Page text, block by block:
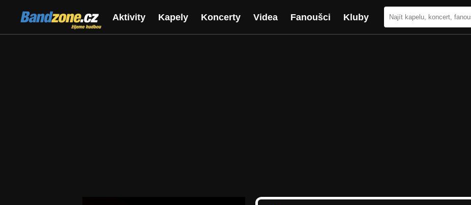
Bandzone.cz
žijeme hudbou
Aktivity Kapely Koncerty Videa Fanoušci Kluby